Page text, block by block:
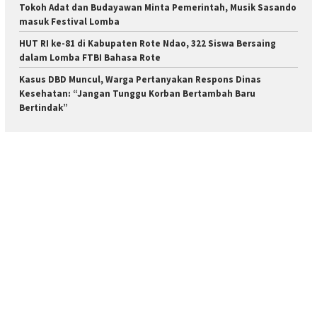
Tokoh Adat dan Budayawan Minta Pemerintah, Musik Sasando
masuk Festival Lomba
HUT RI ke-81 di Kabupaten Rote Ndao, 322 Siswa Bersaing
dalam Lomba FTBI Bahasa Rote
Kasus DBD Muncul, Warga Pertanyakan Respons Dinas
Kesehatan: “Jangan Tunggu Korban Bertambah Baru
Bertindak”